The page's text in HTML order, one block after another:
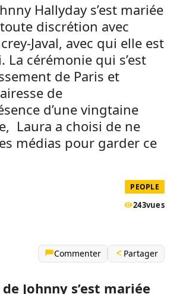
Hallyday s’est mariée
discrétion avec
Javal, avec qui elle est
cérémonie qui s’est
de Paris et
de
d’une vingtaine
Laura a choisi de ne
médias pour garder ce
PEOPLE
243vues
Commenter Partager
Johnny s’est mariée